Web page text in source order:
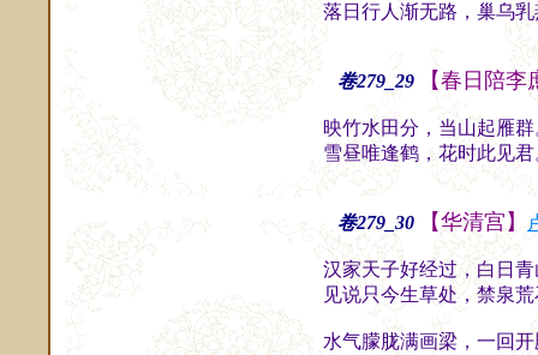
落日行人渐无路，巢乌
卷279_29 【春日陪
映竹水田分，当山起雁
雪昼唯逢鹤，花时此见
卷279_30 【华清宫】
汉家天子好经过，白日
见说只今生草处，禁泉
水气朦胧满画梁，一回